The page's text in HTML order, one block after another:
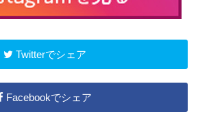
Twitterでシェア
Facebookでシェア